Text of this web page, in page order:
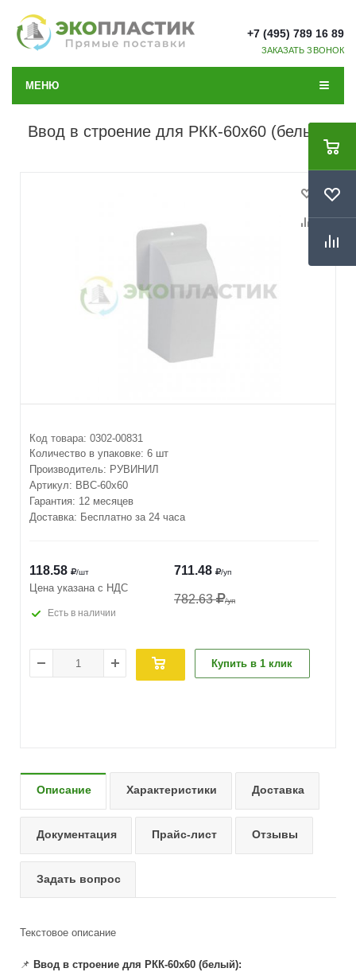
+7 (495) 789 16 89
ЗАКАЗАТЬ ЗВОНОК
МЕНЮ
Ввод в строение для РКК-60х60 (белый)
Код товара: 0302-00831
Количество в упаковке: 6 шт
Производитель: РУВИНИЛ
Артикул: ВВС-60х60
Гарантия: 12 месяцев
Доставка: Бесплатно за 24 часа
711.48 /уп
782.63 /уп
118.58 /шт
Цена указана с НДС
Есть в наличии
Купить в 1 клик
Описание Характеристики Доставка
Документация Прайс-лист Отзывы
Задать вопрос
Текстовое описание
📌 Ввод в строение для РКК-60х60 (белый):